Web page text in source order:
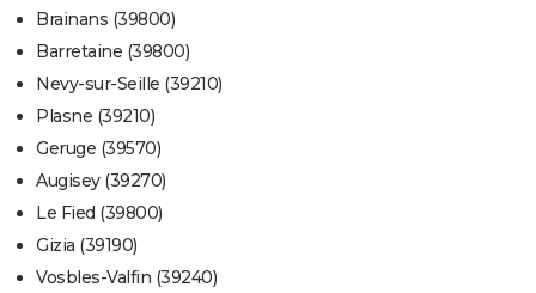
Brainans (39800)
Barretaine (39800)
Nevy-sur-Seille (39210)
Plasne (39210)
Geruge (39570)
Augisey (39270)
Le Fied (39800)
Gizia (39190)
Vosbles-Valfin (39240)